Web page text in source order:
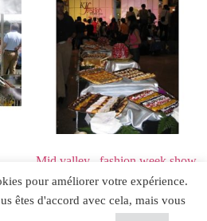
Mid valley , fashion week show
pour améliorer votre expérience.
êtes d'accord avec cela, mais vous